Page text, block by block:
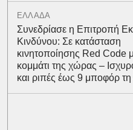
ΕΛΛΑΔΑ
Συνεδρίασε η Επιτροπή
Κινδύνου: Σε κατάσταση
κινητοποίησης Red Code
κομμάτι της χώρας –
και ριπές έως 9 μποφόρ τη